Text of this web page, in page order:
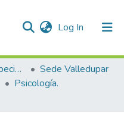
Log In (current)
Trabajos de Grado (Especializaciones y Pregrados)
Sede Valledupar
Psicología.